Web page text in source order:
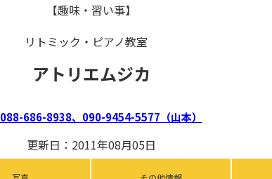
【趣味・習い事】
リトミック・ピアノ教室
アトリエムジカ
088-686-8938、090-9454-5577（山本）
更新日：2011年08月05日